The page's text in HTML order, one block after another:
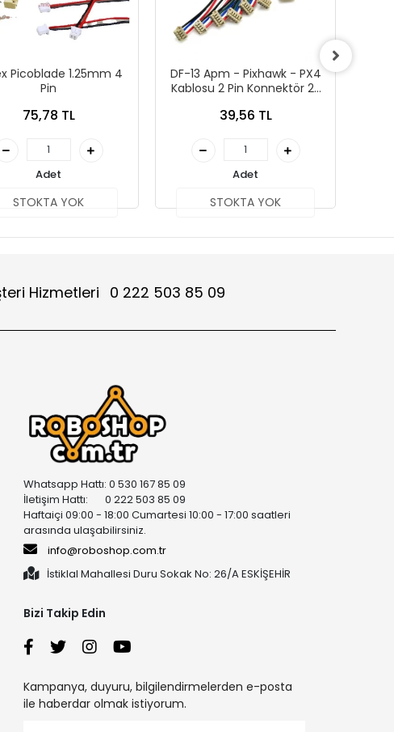
Picoblade 1.25mm 4
Pin
75,78 TL
Adet
STOKTA YOK
DF-13 Apm - Pixhawk - PX4
Kablosu 2 Pin Konnektör 2P
39,56 TL
Adet
STOKTA YOK
Hizmetleri 0 222 503 85 09
Whatsapp Hattı: 0 530 167 85 09
İletişim Hattı: 0 222 503 85 09
Haftaiçi 09:00 - 18:00 Cumartesi 10:00 - 17:00 saatleri
arasında ulaşabilirsiniz.
info@roboshop.com.tr
İstiklal Mahallesi Duru Sokak No: 26/A ESKİŞEHİR
Bizi Takip Edin
Kampanya, duyuru, bilgilendirmelerden e-posta
ile haberdar olmak istiyorum.